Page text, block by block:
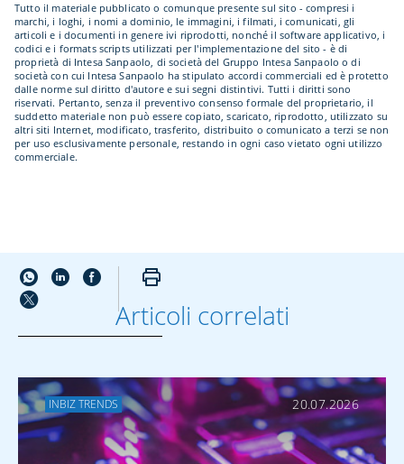
Tutto il materiale pubblicato o comunque presente sul sito - compresi i
marchi, i loghi, i nomi a dominio, le immagini, i filmati, i comunicati, gli
articoli e i documenti in genere ivi riprodotti, nonché il software applicativo, i
codici e i formats scripts utilizzati per l'implementazione del sito - è di
proprietà di Intesa Sanpaolo, di società del Gruppo Intesa Sanpaolo o di
società con cui Intesa Sanpaolo ha stipulato accordi commerciali ed è protetto
dalle norme sul diritto d'autore e sui segni distintivi. Tutti i diritti sono
riservati. Pertanto, senza il preventivo consenso formale del proprietario, il
suddetto materiale non può essere copiato, scaricato, riprodotto, utilizzato su
altri siti Internet, modificato, trasferito, distribuito o comunicato a terzi se non
per uso esclusivamente personale, restando in ogni caso vietato ogni utilizzo
commerciale.
ALTRO SU DIGITAL
Cybersecurity e
truffe digitali: come
Articoli correlati
INBIZ TRENDS 20.07.2026